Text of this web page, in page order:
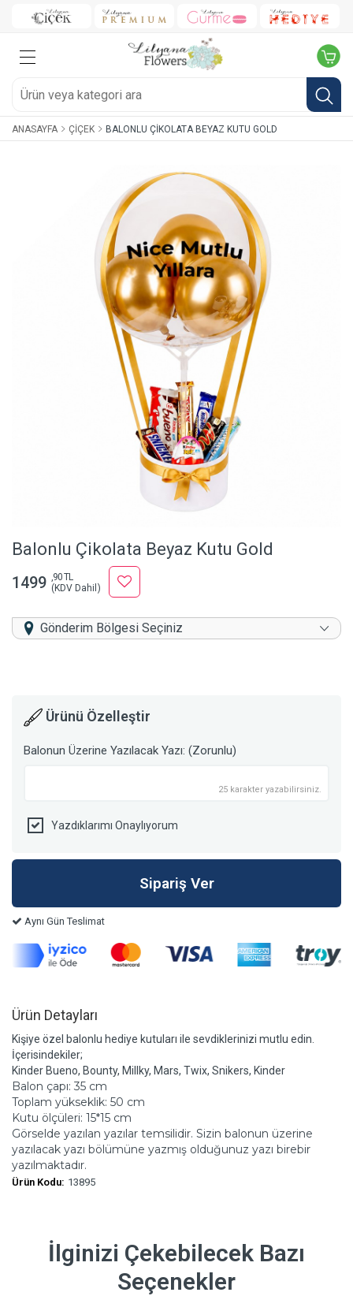
ANASAYFA ÇIÇEK BALONLU ÇIKOLATA BEYAZ KUTU GOLD
Balonlu Çikolata Beyaz Kutu Gold
1499 ,90 TL
(KDV Dahil)
Gönderim Bölgesi Seçiniz
Ürünü Özelleştir
Balonun Üzerine Yazılacak Yazı: (Zorunlu)
25 karakter yazabilirsiniz.
Yazdıklarımı Onaylıyorum
Aynı Gün Teslimat
Ürün Detayları
Kişiye özel balonlu hediye kutuları ile sevdiklerinizi mutlu edin.
İçerisindekiler;
Kinder Bueno, Bounty, Millky, Mars, Twix, Snikers, Kinder
Balon çapı: 35 cm
Toplam yükseklik: 50 cm
Kutu ölçüleri: 15*15 cm
Görselde yazılan yazılar temsilidir. Sizin balonun üzerine
yazılacak yazı bölümüne yazmış olduğunuz yazı birebir
yazılmaktadır.
Ürün Kodu: 13895
İlginizi Çekebilecek Bazı
Seçenekler